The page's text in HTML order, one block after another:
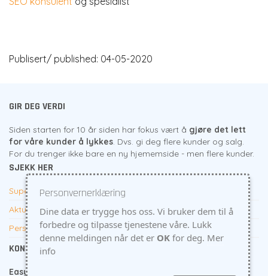
Publisert/ published: 04-05-2020
GIR DEG VERDI
Siden starten for 10 år siden har fokus vært å gjøre det lett
for våre kunder å lykkes. Dvs. gi deg flere kunder og salg.
For du trenger ikke bare en ny hjememside - men flere kunder.
SJEKK HER
Supert tilbud til firma
Aktuelt
Personvern
KONTAKTINFO
EasyEdit
Personvernerklæring
Dine data er trygge hos oss. Vi bruker dem til å
forbedre og tilpasse tjenestene våre. Lukk
denne meldingen når det er OK for deg. Mer
info